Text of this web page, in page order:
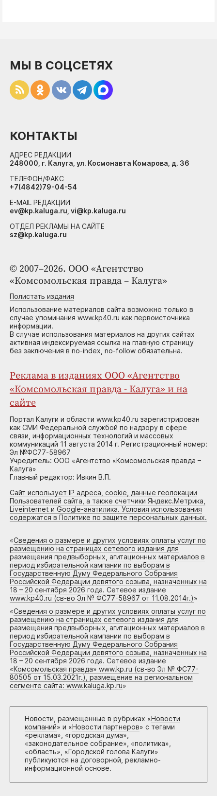
© 2007–2026. ООО «Агентство
«Комсомольская правда – Калуга»
Полистать издания
Использование материалов сайта возможно только в
случае упоминания www.kp40.ru как первоисточника
информации.
В случае использования материалов на других сайтах
активная индексируемая ссылка на главную страницу
без заключения в no-index, no-follow обязательна.
Реклама в изданиях ООО «Агентство
«Комсомольская правда - Калуга» и на
сайте
Портал Калуги и области www.kp40.ru зарегистрирован
как СМИ Федеральной службой по надзору в сфере
связи, информационных технологий и массовых
коммуникаций 11 августа 2014 г. Регистрационный номер:
Эл №ФС77-58967
Учредитель: ООО «Агентство «Комсомольская правда –
Калуга»
Главный редактор: Ивкин В.П.
Сайт использует IP адреса, cookie, данные геолокации
Пользователей сайта, а также счетчики Яндекс.Метрика,
Liveinternet и Google-анатилика. Условия использования
содержатся в Политике по защите персональных данных.
«Сведения о размере и других условиях оплаты услуг по
размещению на страницах сетевого издания для
размещения предвыборных, агитационных материалов в
период избирательной кампании по выборам в
Государственную Думу Федерального Собрания
Российской Федерации девятого созыва, назначенных на
18 – 20 сентября 2026 года. Сетевое издание
www.kp40.ru (св-во Эл № ФС77-58967 от 11.08.2014г.)»
«Сведения о размере и других условиях оплаты услуг по
размещению на страницах сетевого издания для
размещения предвыборных, агитационных материалов в
период избирательной кампании по выборам в
Государственную Думу Федерального Собрания
Российской Федерации девятого созыва, назначенных на
18 – 20 сентября 2026 года. Сетевое издание
«Комсомольская правда» www.kp.ru (св-во Эл № ФС77-
80505 от 15.03.2021г.), размещение на региональном
сегменте сайта: www.kaluga.kp.ru»
Новости, размещенные в рубриках «Новости
компаний» и «Новости партнеров» с тегами
«реклама», «городская дума»,
«законодательное собрание», «политика»,
«область», «Городской голова Калуги»
публикуются на договорной, рекламно-
информационной основе.
МЫ В СОЦСЕТЯХ
КОНТАКТЫ
АДРЕС РЕДАКЦИИ
248000, г. Калуга, ул. Космонавта Комарова, д. 36
ТЕЛЕФОН/ФАКС
+7(4842)79-04-54
E-MAIL РЕДАКЦИИ
ev@kp.kaluga.ru, vi@kp.kaluga.ru
ОТДЕЛ РЕКЛАМЫ НА САЙТЕ
sz@kp.kaluga.ru